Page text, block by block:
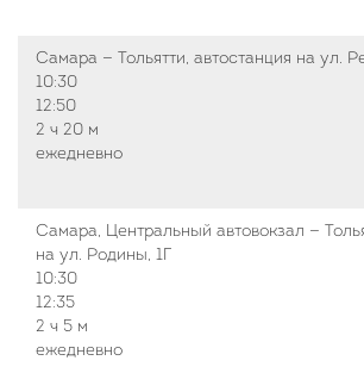
Самара — Тольятти, автостанция на ул.
10:30
12:50
2 ч 20 м
ежедневно
Самара, Центральный автовокзал —
на ул. Родины, 1Г
10:30
12:35
2 ч 5 м
ежедневно